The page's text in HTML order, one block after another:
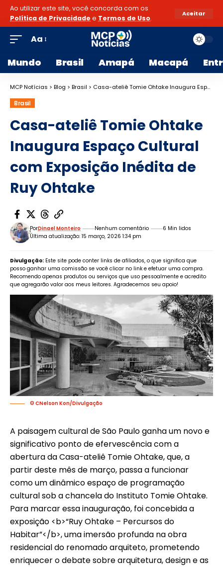
Ao utilizar este site, você concorda com os
Política de Privacidade e Termos de Uso.
Aceitar
Aa
Mundo Brasil Amapá Macapá
MCP Notícias > Blog > Brasil > Casa-ateliê Tomie Ohtake Inaugura Espaço Cultural com Exposição Inédita de Ruy Ohtake
Brasil
Casa-ateliê Tomie Ohtake
Inaugura Espaço Cultural
com Exposição Inédita de
Ruy Ohtake
Última atualização: 15 março, 2026 1:34 pm
PorDinael Monteiro Nenhum comentário 6 Min lidos
Divulgação: Este site pode conter links de afiliados, o que significa que
posso ganhar uma comissão se você clicar no link e efetuar uma compra.
Recomendo apenas produtos ou serviços que uso pessoalmente e acredito
que agregarão valor aos meus leitores. Agradecemos seu apoio!
© CNelson Kon/Divulgação
A paisagem cultural de São Paulo ganha um novo e
significativo ponto de efervescência com a
abertura da Casa-ateliê Tomie Ohtake, que, a
partir deste mês de março, passa a funcionar
como um dinâmico espaço de programação
cultural sob a chancela do Instituto Tomie Ohtake.
Para marcar essa inauguração, foi concebida a
exposição <b>“Ruy Ohtake – Percursos do
Habitar”</b>, uma imersão profunda na obra
residencial do renomado arquiteto, prometendo
enriquecer o debate sobre arquitetura, design e as